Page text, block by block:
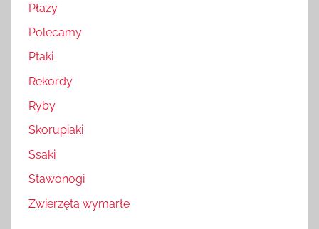
Płazy
Polecamy
Ptaki
Rekordy
Ryby
Skorupiaki
Ssaki
Stawonogi
Zwierzęta wymarłe